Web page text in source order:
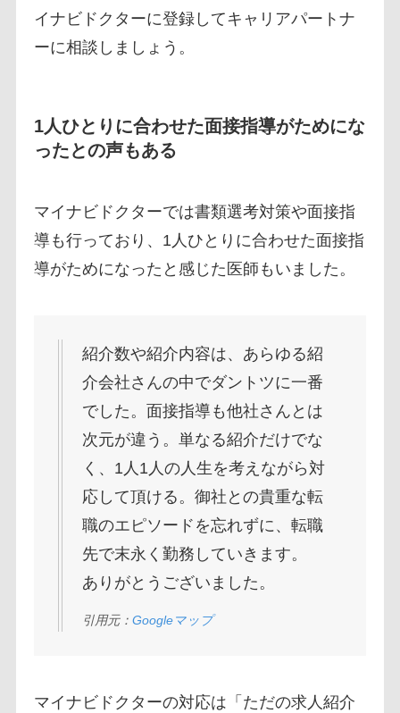
イナビドクターに登録してキャリアパートナ
ーに相談しましょう。
1人ひとりに合わせた面接指導がためにな
ったとの声もある
マイナビドクターでは書類選考対策や面接指
導も行っており、1人ひとりに合わせた面接指
導がためになったと感じた医師もいました。
紹介数や紹介内容は、あらゆる紹
介会社さんの中でダントツに一番
でした。面接指導も他社さんとは
次元が違う。単なる紹介だけでな
く、1人1人の人生を考えながら対
応して頂ける。御社との貴重な転
職のエピソードを忘れずに、転職
先で末永く勤務していきます。
ありがとうございました。
引用元： Googleマップ
マイナビドクターの対応は「ただの求人紹介